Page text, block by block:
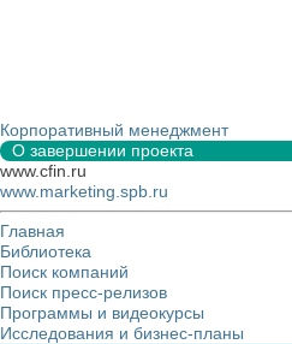
Корпоративный менеджмент
О завершении проекта
www.cfin.ru
www.marketing.spb.ru
Главная
Библиотека
Поиск компаний
Поиск пресс-релизов
Программы и видеокурсы
Исследования и бизнес-планы